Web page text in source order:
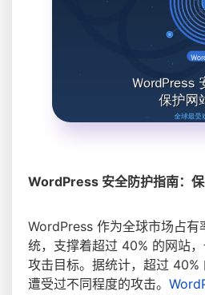
WordPress 安全防护指南：
WordPress 作为全球市场占有
统，支撑着超过 40% 的网站
攻击目标。据统计，超过
遭受过不同程度的攻击。